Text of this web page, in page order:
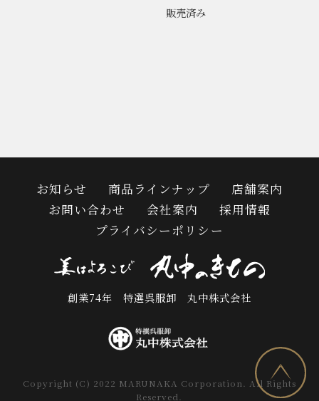
販売済み
お知らせ 商品ラインナップ
店舗案内
お問い合わせ
会社案内
採用情報
プライバシーポリシー
創業74年 特選呉服卸 丸中株式会社
Copyright (C) 2022 MARUNAKA Corporation. All Rights
Reserved.